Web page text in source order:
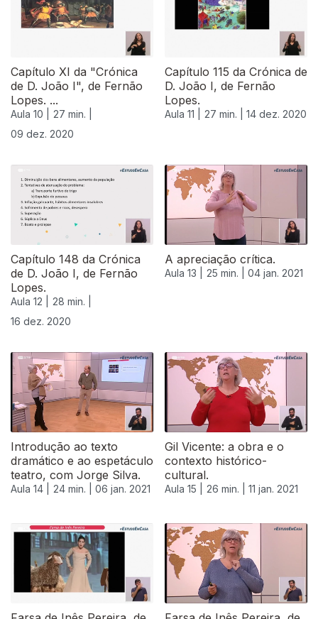
Capítulo XI da "Crónica
de D. João I", de Fernão
Lopes. ...
Aula 10 |
27 min. |
09 dez. 2020
Capítulo 115 da Crónica de
D. João I, de Fernão
Lopes.
Aula 11 | 27 min. | 14 dez. 2020
Capítulo 148 da Crónica
de D. João I, de Fernão
Lopes.
Aula 12 |
28 min. |
16 dez. 2020
A apreciação crítica.
Aula 13 | 25 min. | 04 jan. 2021
Introdução ao texto
dramático e ao espetáculo
teatro, com Jorge Silva.
Aula 14 | 24 min. | 06 jan. 2021
Gil Vicente: a obra e o
contexto histórico-
cultural.
Aula 15 | 26 min. | 11 jan. 2021